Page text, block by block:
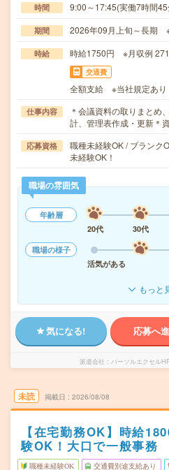
時間 9:00～17:45(実働7時間
期間 2026年09月上旬～長期
時給 時給1750円 ※月収例
交通費
全額支給 ※当社規定あり
仕事内容
＊会議資料の取りまとめ
計、管理表作成・更新＊
応募資格
職種未経験OK / ブランク
未経験OK！
職場の雰囲気
年齢層
20代
30代
職場の様子
活気がある
もっと
気になる! 応募へ
派遣会社 パーソルエクセル
未読 掲載日 2026/08/08
【在宅勤務OK】時給
験OK！大口で一般事務
職種未経験OK 交通費別途支給あり